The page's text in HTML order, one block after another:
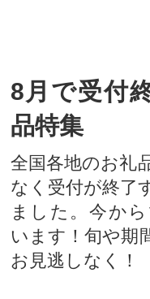
8月で受付
品特集
全国各地のお礼
なく受付が終了
ました。今か
います！旬や期
お見逃しなく！